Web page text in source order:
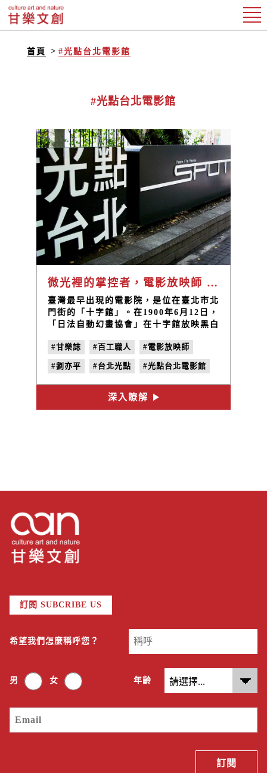
首頁 #光點台北電影館
#光點台北電影館
微光裡的掌控者，電影放映師 / 劉亦平
臺灣最早出現的電影院，是位在臺北市北
門街的「十字館」。在1900年6月12日，
「日法自動幻畫協會」在十字館放映黑白
這是臺灣第一次的公開電影放映和電影廣
告。一百多年後，電影放映院林立，電影
成為唾手可得的消費娛樂，你還看見了什
麼？ 主題黑暗 / 漆黑的放映聽裡正不同
主題的故事播放，儼然成為一個個獨立的
小宇宙。除了來去的觀眾，還有些人隱身
#甘樂誌 #百工職人 #電影放映師
#劉亦平 #台北光點 #光點台北電影館
#微光中的工作者 #no.17 #黑暗
深入瞭解
訂閱 SUBCRIBE US
希望我們怎麼稱呼您？
男 女 年齡